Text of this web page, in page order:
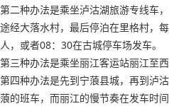
第二种办法是乘坐泸沽湖旅游专线车
途经大落水村，最后停泊在里格村，
人，或者08：30在古城停车场发车。
第三种办法是乘坐丽江客运站丽江至
第四种办法是先到宁蒗县城，再到泸
蒗的班车，而丽江的慢节奏在发车时